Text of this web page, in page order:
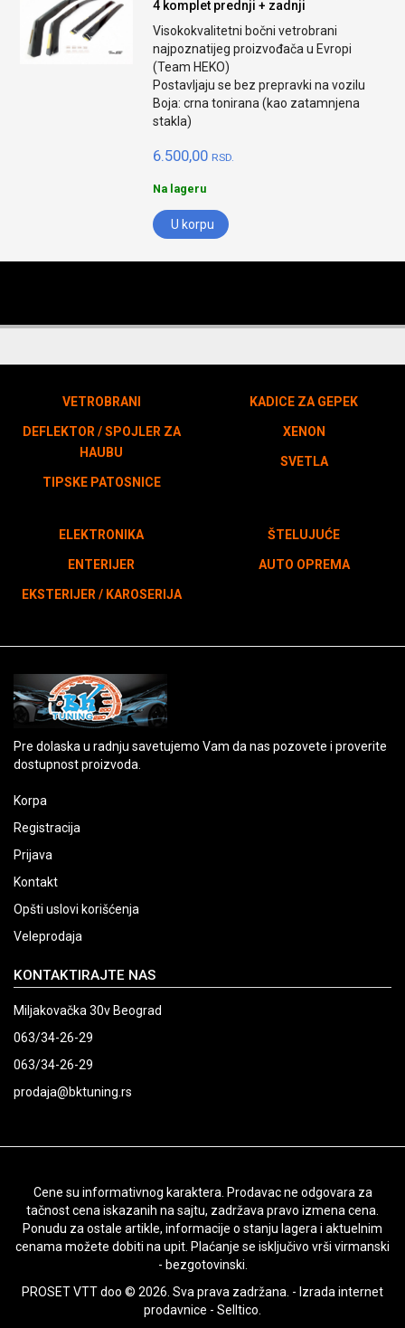
4 komplet prednji + zadnji
Visokokvalitetni bočni vetrobrani
najpoznatijeg proizvođača u Evropi
(Team HEKO)
Postavljaju se bez prepravki na vozilu
Boja: crna tonirana (kao zatamnjena
stakla)
6.500,00 RSD.
Na lageru
U korpu
VETROBRANI
DEFLEKTOR / SPOJLER ZA
HAUBU
TIPSKE PATOSNICE
KADICE ZA GEPEK
XENON
SVETLA
ELEKTRONIKA
ENTERIJER
EKSTERIJER / KAROSERIJA
ŠTELUJUĆE
AUTO OPREMA
Pre dolaska u radnju savetujemo Vam da nas pozovete i proverite
dostupnost proizvoda.
Korpa
Registracija
Prijava
Kontakt
Opšti uslovi korišćenja
Veleprodaja
KONTAKTIRAJTE NAS
Miljakovačka 30v Beograd
063/34-26-29
063/34-26-29
prodaja@bktuning.rs
Cene su informativnog karaktera. Prodavac ne odgovara za
tačnost cena iskazanih na sajtu, zadržava pravo izmena cena.
Ponudu za ostale artikle, informacije o stanju lagera i aktuelnim
cenama možete dobiti na upit. Plaćanje se isključivo vrši virmanski
- bezgotovinski.
PROSET VTT doo © 2026. Sva prava zadržana. - Izrada internet
prodavnice - Selltico.